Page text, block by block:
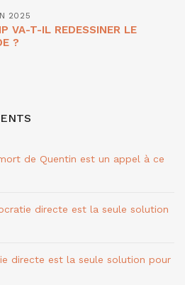
2025
VA-T-IL REDESSINER LE
?
de Quentin est un appel à ce
directe est la seule solution
directe est la seule solution pour